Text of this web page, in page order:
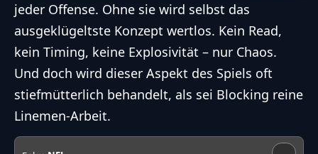
jeder Offense. Ohne sie wird selbst das
ausgeklügeltste Konzept wertlos. Kein Read,
kein Timing, keine Explosivität – nur Chaos.
Und doch wird dieser Aspekt des Spiels oft
stiefmütterlich behandelt, als sei Blocking reine
Linemen-Arbeit.